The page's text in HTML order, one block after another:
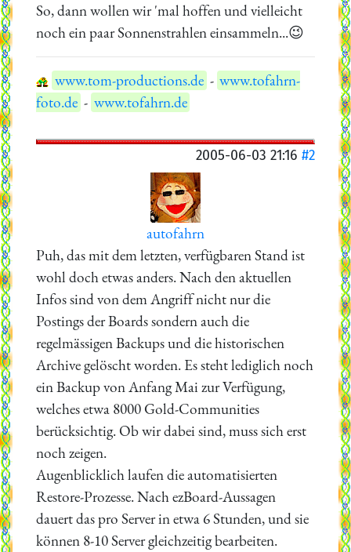
So, dann wollen wir 'mal hoffen und vielleicht
noch ein paar Sonnenstrahlen einsammeln...😉
www.tom-productions.de - www.tofahrn-
foto.de - www.tofahrn.de
2005-06-03 21:16 #2
autofahrn
Puh, das mit dem letzten, verfügbaren Stand ist
wohl doch etwas anders. Nach den aktuellen
Infos sind von dem Angriff nicht nur die
Postings der Boards sondern auch die
regelmässigen Backups und die historischen
Archive gelöscht worden. Es steht lediglich noch
ein Backup von Anfang Mai zur Verfügung,
welches etwa 8000 Gold-Communities
berücksichtig. Ob wir dabei sind, muss sich erst
noch zeigen.
Augenblicklich laufen die automatisierten
Restore-Prozesse. Nach ezBoard-Aussagen
dauert das pro Server in etwa 6 Stunden, und sie
können 8-10 Server gleichzeitig bearbeiten.